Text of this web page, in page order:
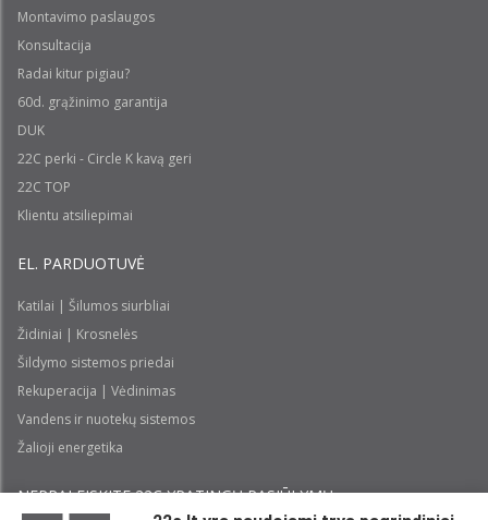
Montavimo paslaugos
Konsultacija
Radai kitur pigiau?
60d. grąžinimo garantija
DUK
22C perki - Circle K kavą geri
22C TOP
Klientu atsiliepimai
EL. PARDUOTUVĖ
Katilai | Šilumos siurbliai
Židiniai | Krosnelės
Šildymo sistemos priedai
Rekuperacija | Vėdinimas
Vandens ir nuotekų sistemos
Žalioji energetika
NEPRALEISKITE 22С YPATINGŲ PASIŪLYMŲ: